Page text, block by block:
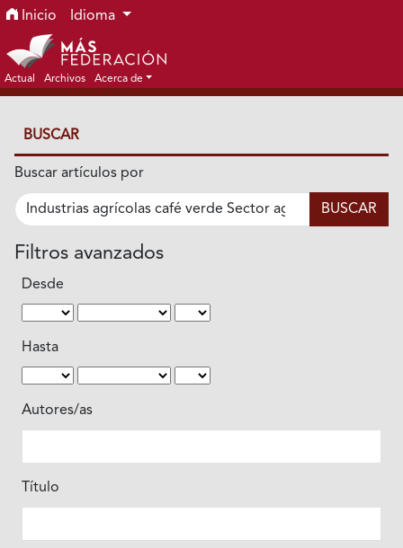
Ir al menú de navegación principal
Ir al contenido principal
Ir al pie de página del sitio
Inicio Idioma
Actual Archivos Acerca de
BUSCAR
Buscar artículos por
Filtros avanzados
Desde
Hasta
Autores/as
Título